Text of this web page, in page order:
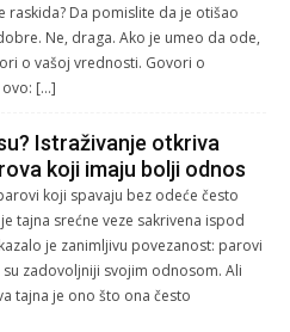
raskida? Da pomislite da je otišao
Ne, draga. Ako je umeo da ode,
o vašoj vrednosti. Govori o
ovo: […]
Istraživanje otkriva
koji imaju bolji odnos
koji spavaju bez odeće često
tajna srećne veze sakrivena ispod
je zanimljivu povezanost: parovi
zadovoljniji svojim odnosom. Ali
tajna je ono što ona često